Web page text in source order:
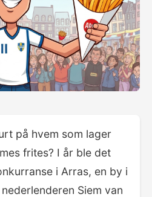
på hvem som lager
frites? I år ble det
i Arras, en by i
Siem van